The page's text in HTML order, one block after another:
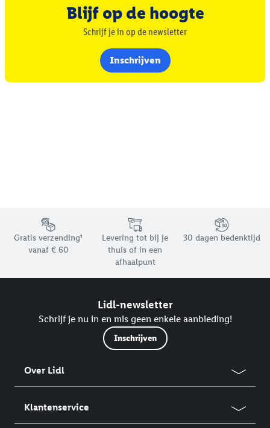
Blijf op de hoogte
Schrijf je in op de newsletter
Inschrijven
Footerelement met de verschillende USPs van Lidl.be
Gratis verzending¹
vanaf € 60
Levering tot bij je
thuis of in een
afhaalpunt
30 dagen bedenktijd
Lidl-newsletter
Schrijf je nu in en mis geen enkele aanbieding!
Inschrijven
Over Lidl
Klantenservice